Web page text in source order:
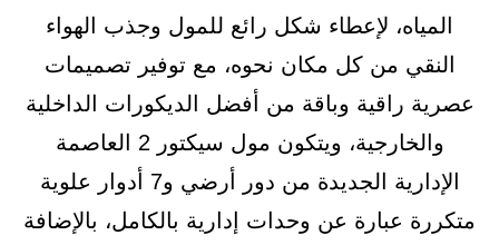
المياه، لإعطاء شكل رائع للمول وجذب الهواء
النقي من كل مكان نحوه، مع توفير تصميمات
عصرية راقية وباقة من أفضل الديكورات الداخلية
والخارجية، ويتكون مول سيكتور 2 العاصمة
الإدارية الجديدة من دور أرضي و7 أدوار علوية
متكررة عبارة عن وحدات إدارية بالكامل، بالإضافة